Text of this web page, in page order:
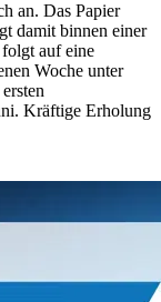
an. Das Papier
damit binnen einer
auf eine
Woche unter
Kräftige Erholung